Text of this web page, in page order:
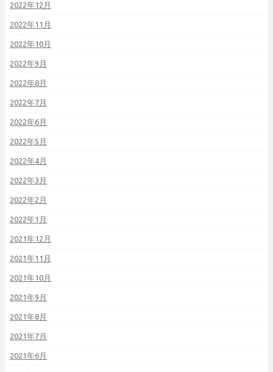
2022年12月
2022年11月
2022年10月
2022年9月
2022年8月
2022年7月
2022年6月
2022年5月
2022年4月
2022年3月
2022年2月
2022年1月
2021年12月
2021年11月
2021年10月
2021年9月
2021年8月
2021年7月
2021年6月